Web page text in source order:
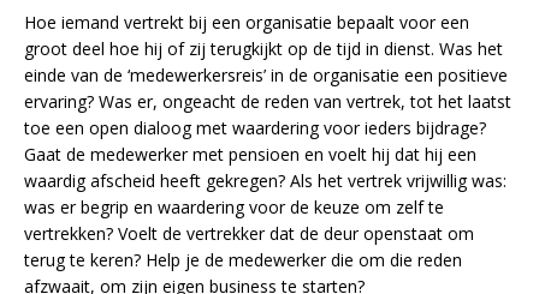
Hoe iemand vertrekt bij een organisatie bepaalt voor een
groot deel hoe hij of zij terugkijkt op de tijd in dienst. Was het
einde van de ‘medewerkersreis’ in de organisatie een positieve
ervaring? Was er, ongeacht de reden van vertrek, tot het laatst
toe een open dialoog met waardering voor ieders bijdrage?
Gaat de medewerker met pensioen en voelt hij dat hij een
waardig afscheid heeft gekregen? Als het vertrek vrijwillig was:
was er begrip en waardering voor de keuze om zelf te
vertrekken? Voelt de vertrekker dat de deur openstaat om
terug te keren? Help je de medewerker die om die reden
afzwaait, om zijn eigen business te starten?